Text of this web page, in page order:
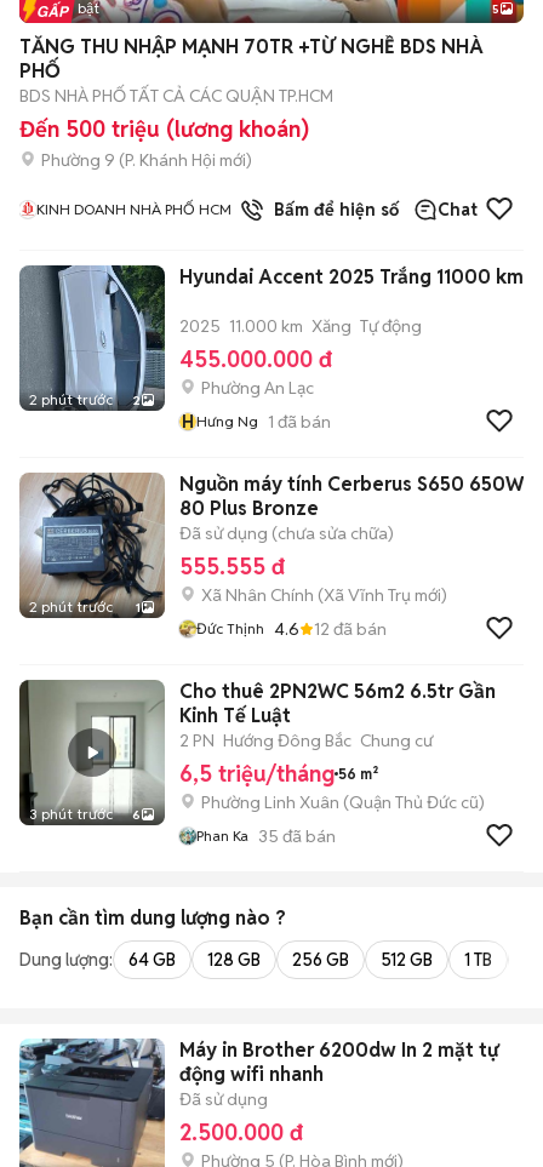
Tin nổi bật 5
TĂNG THU NHẬP MẠNH 70TR +TỪ NGHỀ BDS NHÀ
PHỐ
BDS NHÀ PHỐ TẤT CẢ CÁC QUẬN TP.HCM
Đến 500 triệu (lương khoán)
Phường 9 (P. Khánh Hội mới)
KINH DOANH NHÀ PHỐ HCM 1đã bánBấm để hiện số Chat
2 phút trước 2
Hyundai Accent 2025 Trắng 11000 km
2025 11.000 km Xăng Tự động
455.000.000 đ
Phường An Lạc
HHưng Ng 1 đã bán
2 phút trước 1
Nguồn máy tính Cerberus S650 650W
80 Plus Bronze
Đã sử dụng (chưa sửa chữa)
555.555 đ
Xã Nhân Chính (Xã Vĩnh Trụ mới)
Đức Thịnh 4.6 12 đã bán
3 phút trước 6
Cho thuê 2PN2WC 56m2 6.5tr Gần
Kinh Tế Luật
2 PN Hướng Đông Bắc Chung cư
6,5 triệu/tháng 56 m²
Phường Linh Xuân (Quận Thủ Đức cũ)
Phan Ka 35 đã bán
Bạn cần tìm dung lượng nào ?
Dung lượng: 64 GB 128 GB 256 GB 512 GB 1 TB
Máy in Brother 6200dw In 2 mặt tự
động wifi nhanh
Đã sử dụng
2.500.000 đ
Phường 5 (P. Hòa Bình mới)